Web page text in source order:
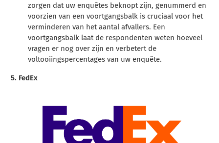
zorgen dat uw enquêtes beknopt zijn, genummerd en
voorzien van een voortgangsbalk is cruciaal voor het
verminderen van het aantal afvallers. Een
voortgangsbalk laat de respondenten weten hoeveel
vragen er nog over zijn en verbetert de
voltooiingspercentages van uw enquête.
5. FedEx